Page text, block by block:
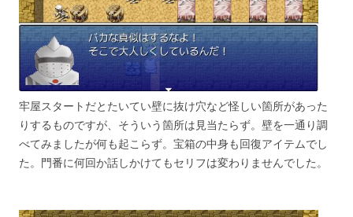
牢屋スタートだとたいてい壁に抜け穴など怪しい箇所があった
りするものですが、そういう箇所は見当たらず。壁を一通り調
べてみましたが何も起こらず。宝箱の中身も回復アイテムでし
た。門番に何回か話しかけてもセリフは変わりませんでした。